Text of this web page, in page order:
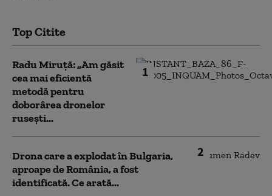
Top Citite
1
Radu Miruță: „Am găsit
cea mai eficientă
metodă pentru
doborârea dronelor
rusești...
2
Drona care a explodat în Bulgaria,
aproape de România, a fost
identificată. Ce arată...